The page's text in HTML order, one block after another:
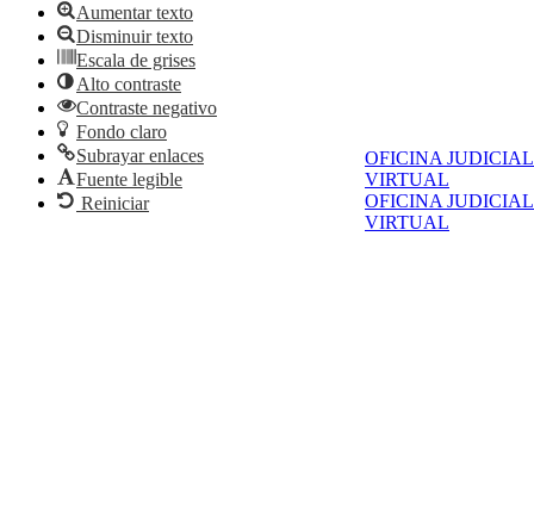
OFICINA JUDICIAL
VIRTUAL
OFICINA JUDICIAL
VIRTUAL
Aumentar texto
Disminuir texto
Escala de grises
Alto contraste
Contraste negativo
Fondo claro
Subrayar enlaces
Fuente legible
Reiniciar